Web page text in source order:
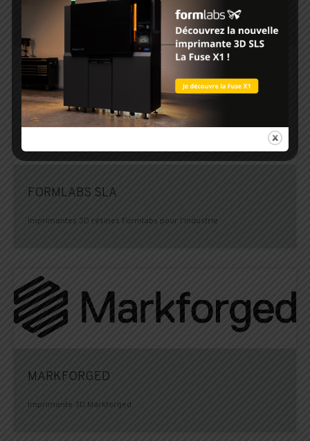
Imprimantes 3D SLS Formlabs pour l’industrie
FORMLABS SLA
Imprimantes 3D résines Formlabs pour l'industrie
MARKFORGED
Imprimante 3D Markforged